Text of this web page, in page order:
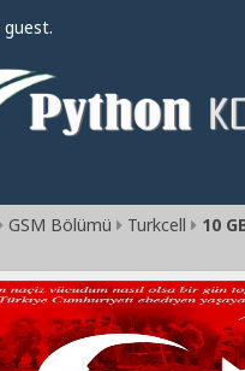
GSM Bölümü Turkcell
10